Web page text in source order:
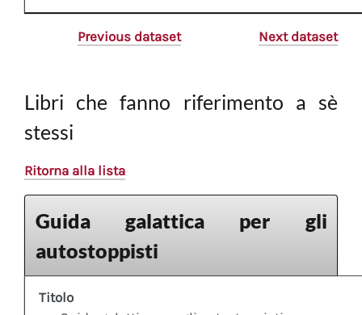
Previous dataset Next dataset
Libri che fanno riferimento a sè
stessi
Ritorna alla lista
Guida galattica per gli
autostoppisti
Titolo